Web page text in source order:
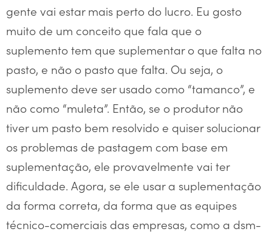
gente vai estar mais perto do lucro. Eu gosto
muito de um conceito que fala que o
suplemento tem que suplementar o que falta no
pasto, e não o pasto que falta. Ou seja, o
suplemento deve ser usado como “tamanco”, e
não como “muleta”. Então, se o produtor não
tiver um pasto bem resolvido e quiser solucionar
os problemas de pastagem com base em
suplementação, ele provavelmente vai ter
dificuldade. Agora, se ele usar a suplementação
da forma correta, da forma que as equipes
técnico-comerciais das empresas, como a dsm-